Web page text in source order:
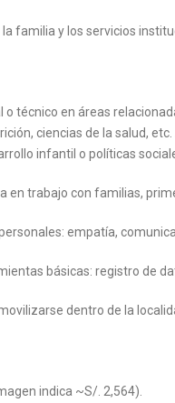
familia y los servicios
técnico en áreas
ciencias de la salud,
infantil o políticas
en trabajo con familias,
empatía,
básicas: registro de
dentro de la
indica ~S/. 2,564).